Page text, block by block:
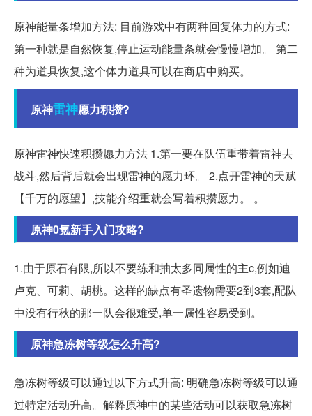
原神能量条增加方法: 目前游戏中有两种回复体力的方式:
第一种就是自然恢复,停止运动能量条就会慢慢增加。 第二
种为道具恢复,这个体力道具可以在商店中购买。
原神雷神愿力积攒?
原神雷神快速积攒愿力方法 1.第一要在队伍重带着雷神去
战斗,然后背后就会出现雷神的愿力环。 2.点开雷神的天赋
【千万的愿望】,技能介绍重就会写着积攒愿力。 。
原神0氪新手入门攻略?
1.由于原石有限,所以不要练和抽太多同属性的主c,例如迪
卢克、可莉、胡桃。这样的缺点有圣遗物需要2到3套,配队
中没有行秋的那一队会很难受,单一属性容易受到。
原神急冻树等级怎么升高?
急冻树等级可以通过以下方式升高: 明确急冻树等级可以通
过特定活动升高。解释原神中的某些活动可以获取急冻树